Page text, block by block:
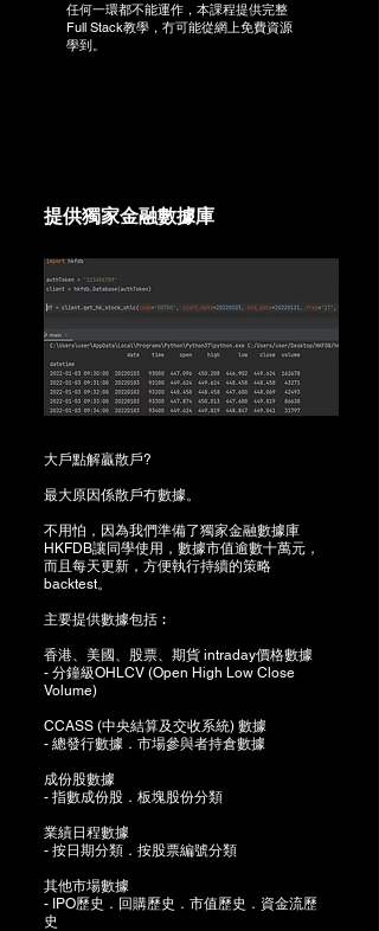
任何一環都不能運作，本課程提供完整
Full Stack教學，冇可能從網上免費資源
學到。
提供獨家金融數據庫
大戶點解贏散戶?
最大原因係散戶冇數據。
不用怕，因為我們準備了獨家金融數據庫
HKFDB讓同學使用，數據市值逾數十萬元，
而且每天更新，方便執行持續的策略
backtest。
主要提供數據包括​︰
香港、美國、股票、期貨 intraday價格數據
- 分鐘級OHLCV (Open High Low Close
Volume)
CCASS (中央結算及交收系統) 數據
- 總發行數據．市場參與者持倉數據
成份股數據
- 指數成份股．板塊股份分類
業績日程數據
- 按日期分類．按股票編號分類
其他市場數據
- IPO歷史．回購歷史．市值歷史．資金流歷
史